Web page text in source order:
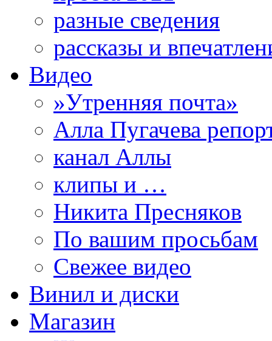
разные сведения
рассказы и
Видео
»Утренняя почта»
Алла Пугачева
канал Аллы
клипы и …
Никита Пресняков
По вашим просьбам
Свежее видео
Винил и диски
Магазин